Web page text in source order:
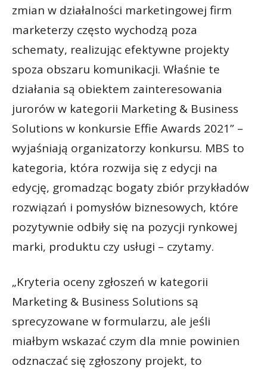
zmian w działalności marketingowej firm
marketerzy często wychodzą poza
schematy, realizując efektywne projekty
spoza obszaru komunikacji. Właśnie te
działania są obiektem zainteresowania
jurorów w kategorii Marketing & Business
Solutions w konkursie Effie Awards 2021” –
wyjaśniają organizatorzy konkursu. MBS to
kategoria, która rozwija się z edycji na
edycję, gromadząc bogaty zbiór przykładów
rozwiązań i pomysłów biznesowych, które
pozytywnie odbiły się na pozycji rynkowej
marki, produktu czy usługi – czytamy.
„Kryteria oceny zgłoszeń w kategorii
Marketing & Business Solutions są
sprecyzowane w formularzu, ale jeśli
miałbym wskazać czym dla mnie powinien
odznaczać się zgłoszony projekt, to